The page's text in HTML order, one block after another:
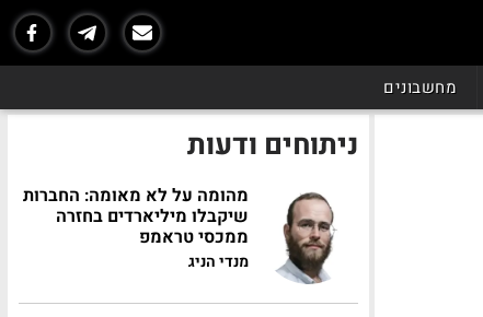
מחשבונים
ניתוחים ודעות
מהומה על לא מאומה: החברות
שיקבלו מיליארדים בחזרה
ממכסי טראמפ
מנדי הניג